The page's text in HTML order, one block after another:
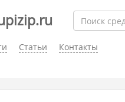
Статьи Контакты